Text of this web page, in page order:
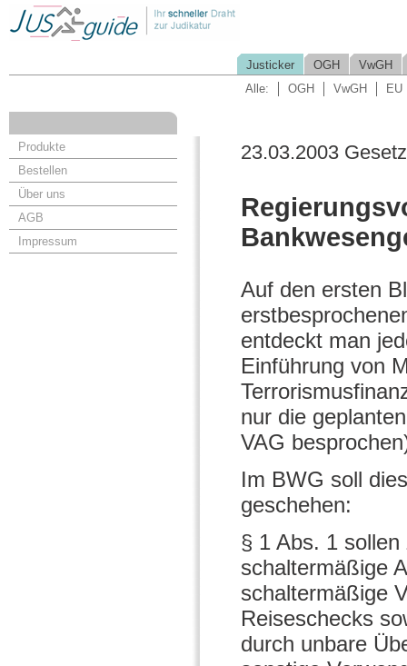
Justicker OGH
VwGH
Alle:
OGH VwGH EU
Produkte
Bestellen
Über uns
AGB
Impressum
23.03.2003
Auf den ersten
entdeckt man
Einführung von
nur die
VAG
Im BWG soll
geschehen:
§ 1 Abs. 1
schaltermäßige
schaltermäßige
Reiseschecks
durch unbare